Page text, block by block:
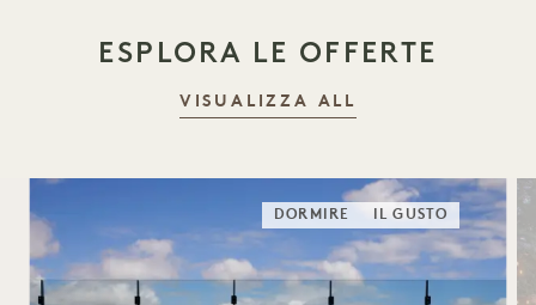
ESPLORA LE OFFERTE
VISUALIZZA ALL
DORMIRE IL GUSTO